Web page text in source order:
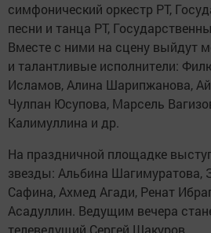
симфонический оркестр РТ,
песни и танца РТ,
Вместе с ними на сцену выйдут
и талантливые исполнители:
Исламов, Алина Шарипжанова,
Чулпан Юсупова, Марсель
Калимуллина и др.
На праздничной площадке
звезды: Альбина Шагимуратова,
Сафина, Ахмед Агади, Ренат
Асадуллин. Ведущим вечера